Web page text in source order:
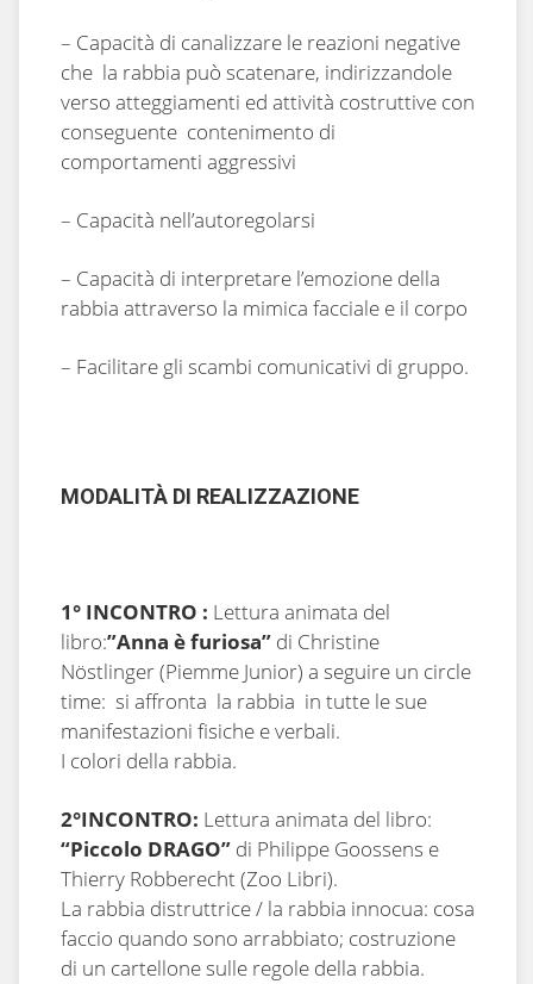
– Capacità di canalizzare le reazioni negative
che la rabbia può scatenare, indirizzandole
verso atteggiamenti ed attività costruttive con
conseguente contenimento di
comportamenti aggressivi
– Capacità nell’autoregolarsi
– Capacità di interpretare l’emozione della
rabbia attraverso la mimica facciale e il corpo
– Facilitare gli scambi comunicativi di gruppo.
MODALITÀ DI REALIZZAZIONE
1° INCONTRO : Lettura animata del
libro:”Anna è furiosa” di Christine
Nöstlinger (Piemme Junior) a seguire un circle
time: si affronta la rabbia in tutte le sue
manifestazioni fisiche e verbali.
I colori della rabbia.
2°INCONTRO: Lettura animata del libro:
“Piccolo DRAGO” di Philippe Goossens e
Thierry Robberecht (Zoo Libri).
La rabbia distruttrice / la rabbia innocua: cosa
faccio quando sono arrabbiato; costruzione
di un cartellone sulle regole della rabbia.